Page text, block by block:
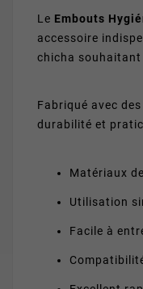
Le Embouts
accessoire
chicha souhaitant
Fabriqué avec
durabilité et
Matériaux
Utilisation
Facile à